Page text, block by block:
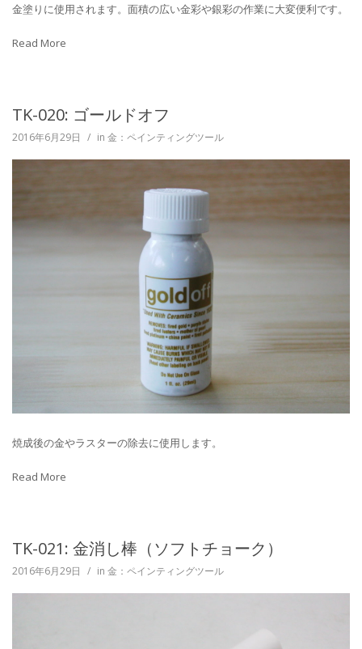
金塗りに使用されます。面積の広い金彩や銀彩の作業に大変便利です。
Read More
TK-020: ゴールドオフ
2016年6月29日 / in 金：ペインティングツール
焼成後の金やラスターの除去に使用します。
Read More
TK-021: 金消し棒（ソフトチョーク）
2016年6月29日 / in 金：ペインティングツール